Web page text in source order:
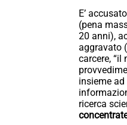
E’
(pena
20 anni),
aggravato
carcere, “il
insieme
ricerca